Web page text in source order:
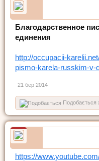
Благодарственное
единения
http://occupacii-
pismo-karela-russkim-v-
21 бер 2014
Подобається
https://